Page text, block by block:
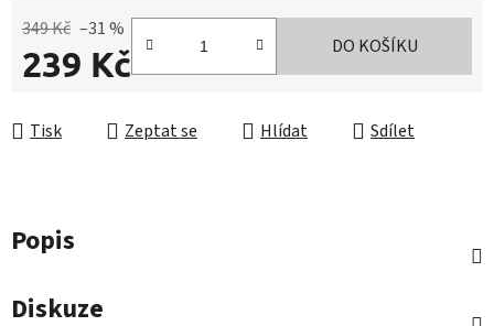
349 Kč –31 %
239 Kč DO KOŠÍKU
Tisk Zeptat se Hlídat Sdílet
Popis
Diskuze